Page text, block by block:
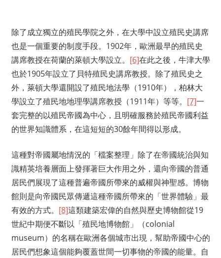
除了成立獨立的殖民學院之外，在大學中設立殖民史講席
也是一個重要的制度手段。1902年，歐洲最早的殖民史
講席教授在荷蘭的萊頓大學設立。 [6]在此之後，牛津大學
也於1905年設立了貝特殖民史講席教授。除了殖民史之
外，萊頓大學還開設了殖民地法學（1910年），柏林大
學設立了殖民地地理學講席教授（1911年）等等。 [7]一
套完整的以殖民帝國為中心，且明確服務於殖民帝國利益
的世界知識體系，在這短短的30餘年間得以形成。
這種對帝國屬地情況的「檔案整理」除了在帝國統治與知
識精英培養層面上發揮著巨大作用之外，還向帝國的普通
居民們展現了這種普遍帝國所帶來的威權與神聖感。博物
館則是向帝國民眾傳遞這種帝國所帶來的「世界體驗」最
有效的方式。 [8]這類建築宏偉的自然與歷史博物館從19
世紀中期便不斷以「殖民地博物館」（colonial
museum）的名稱在歐洲各個城市出現，幫助帝國中心的
居民們想象這個能夠覆蓋世間一切事物的帝國的能量。自